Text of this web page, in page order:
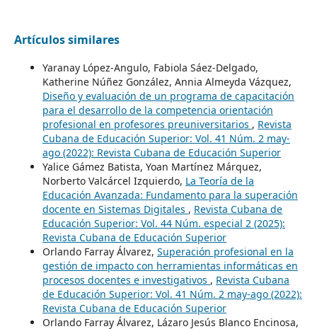
Artículos similares
Yaranay López-Angulo, Fabiola Sáez-Delgado,
Katherine Núñez González, Annia Almeyda Vázquez,
Diseño y evaluación de un programa de capacitación
para el desarrollo de la competencia orientación
profesional en profesores preuniversitarios , Revista
Cubana de Educación Superior: Vol. 41 Núm. 2 may-
ago (2022): Revista Cubana de Educación Superior
Yalice Gámez Batista, Yoan Martínez Márquez,
Norberto Valcárcel Izquierdo, La Teoría de la
Educación Avanzada: Fundamento para la superación
docente en Sistemas Digitales , Revista Cubana de
Educación Superior: Vol. 44 Núm. especial 2 (2025):
Revista Cubana de Educación Superior
Orlando Farray Álvarez, Superación profesional en la
gestión de impacto con herramientas informáticas en
procesos docentes e investigativos , Revista Cubana
de Educación Superior: Vol. 41 Núm. 2 may-ago (2022):
Revista Cubana de Educación Superior
Orlando Farray Álvarez, Lázaro Jesús Blanco Encinosa,